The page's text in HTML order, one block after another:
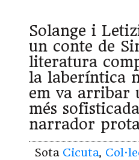
Solange i
un conte de
literatura
la laberíntica
em va arribar
més
narrador
Sota Cicuta,